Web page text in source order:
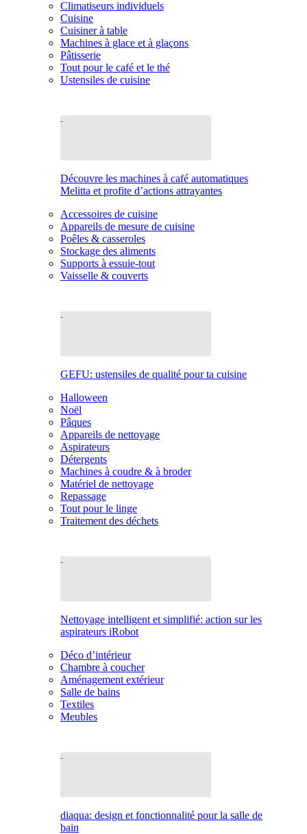
Climatiseurs individuels
Cuisine
Cuisiner à table
Machines à glace et à glaçons
Pâtisserie
Tout pour le café et le thé
Ustensiles de cuisine
Découvre les machines à café automatiques
Melitta et profite d’actions attrayantes
Accessoires de cuisine
Appareils de mesure de cuisine
Poêles & casseroles
Stockage des aliments
Supports à essuie-tout
Vaisselle & couverts
GEFU: ustensiles de qualité pour ta cuisine
Halloween
Noël
Pâques
Appareils de nettoyage
Aspirateurs
Détergents
Machines à coudre & à broder
Matériel de nettoyage
Repassage
Tout pour le linge
Traitement des déchets
Nettoyage intelligent et simplifié: action sur les
aspirateurs iRobot
Déco d’intérieur
Chambre à coucher
Aménagement extérieur
Salle de bains
Textiles
Meubles
diaqua: design et fonctionnalité pour la salle de
bain